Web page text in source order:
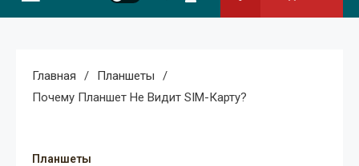
Главная
Планшеты
Почему Планшет Не Видит SIM-Карту?
Планшеты